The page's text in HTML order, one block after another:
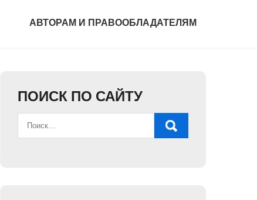
АВТОРАМ И ПРАВООБЛАДАТЕЛЯМ
ПОИСК ПО САЙТУ